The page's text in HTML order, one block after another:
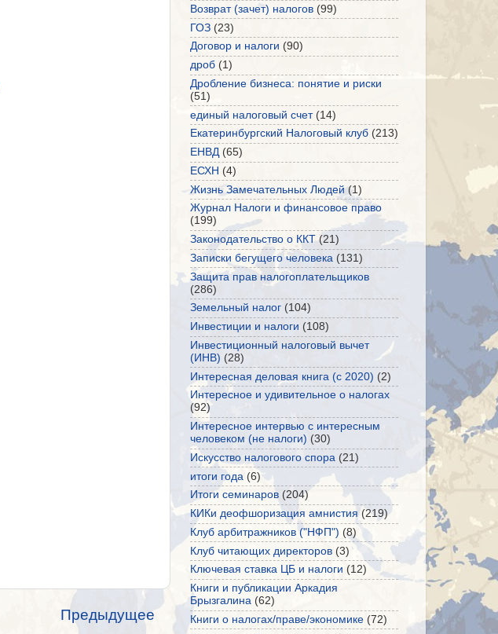
Предыдущее
Возврат (зачет) налогов (99)
ГОЗ (23)
Договор и налоги (90)
дроб (1)
Дробление бизнеса: понятие и риски
(51)
единый налоговый счет (14)
Екатеринбургский Налоговый клуб (213)
ЕНВД (65)
ЕСХН (4)
Жизнь Замечательных Людей (1)
Журнал Налоги и финансовое право
(199)
Законодательство о ККТ (21)
Записки бегущего человека (131)
Защита прав налогоплательщиков
(286)
Земельный налог (104)
Инвестиции и налоги (108)
Инвестиционный налоговый вычет
(ИНВ) (28)
Интересная деловая книга (с 2020) (2)
Интересное и удивительное о налогах
(92)
Интересное интервью с интересным
человеком (не налоги) (30)
Искусство налогового спора (21)
итоги года (6)
Итоги семинаров (204)
КИКи деофшоризация амнистия (219)
Клуб арбитражников ("НФП") (8)
Клуб читающих директоров (3)
Ключевая ставка ЦБ и налоги (12)
Книги и публикации Аркадия
Брызгалина (62)
Книги о налогах/праве/экономике (72)